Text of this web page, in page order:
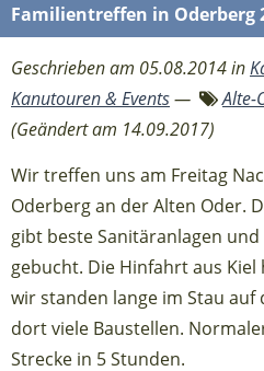
Familientreffen in Oderberg
Geschrieben am 05.08.2014 in
Kanutouren & Events— Alte-
(Geändert am 14.09.2017)
Wir treffen uns am Freitag
Oderberg an der Alten Oder.
gibt beste Sanitäranlagen
gebucht. Die Hinfahrt aus
wir standen lange im Stau auf
dort viele Baustellen.
Strecke in 5 Stunden.